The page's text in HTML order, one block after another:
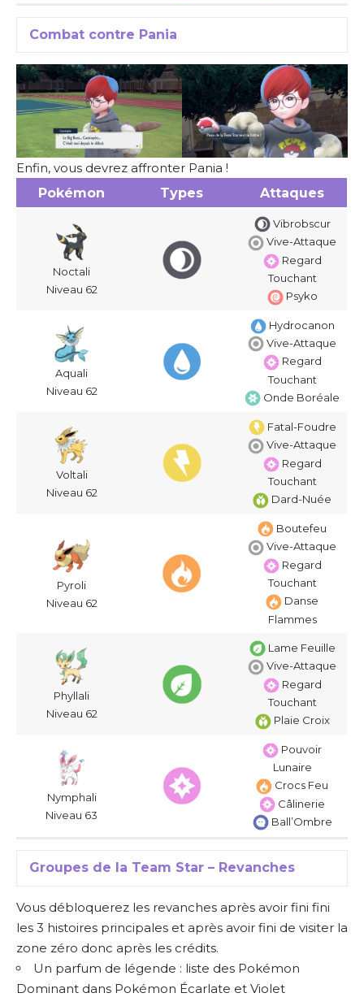
Combat contre Pania
Enfin, vous devrez affronter Pania !
Pokémon
Types Attaques
Noctali
Niveau 62
Vibrobscur
Vive-Attaque
Regard
Touchant
Psyko
Aquali
Niveau 62
Hydrocanon
Vive-Attaque
Regard
Touchant
Onde Boréale
Voltali
Niveau 62
Fatal-Foudre
Vive-Attaque
Regard
Touchant
Dard-Nuée
Pyroli
Niveau 62
Boutefeu
Vive-Attaque
Regard
Touchant
Danse
Flammes
Phyllali
Niveau 62
Lame Feuille
Vive-Attaque
Regard
Touchant
Plaie Croix
Nymphali
Niveau 63
Pouvoir
Lunaire
Crocs Feu
Câlinerie
Ball’Ombre
Groupes de la Team Star – Revanches
Vous débloquerez les revanches après avoir fini fini
les 3 histoires principales et après avoir fini de visiter la
zone zéro donc après les crédits.
Un parfum de légende : liste des Pokémon
Dominant dans Pokémon Écarlate et Violet